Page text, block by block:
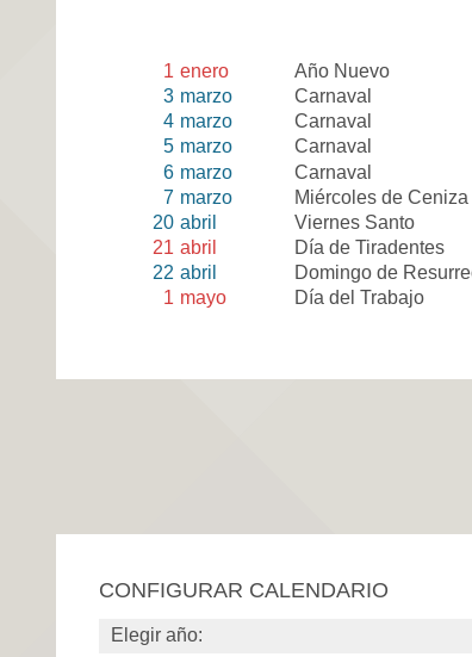
1 enero
Año Nuevo
3 marzo
Carnaval
4 marzo
Carnaval
5 marzo
Carnaval
6 marzo
Carnaval
7 marzo
Miércoles de Ceniza
20 abril
Viernes Santo
21 abril
Día de Tiradentes
22 abril
Domingo de
1 mayo Día del Trabajo
CONFIGURAR CALENDARIO
Elegir año: